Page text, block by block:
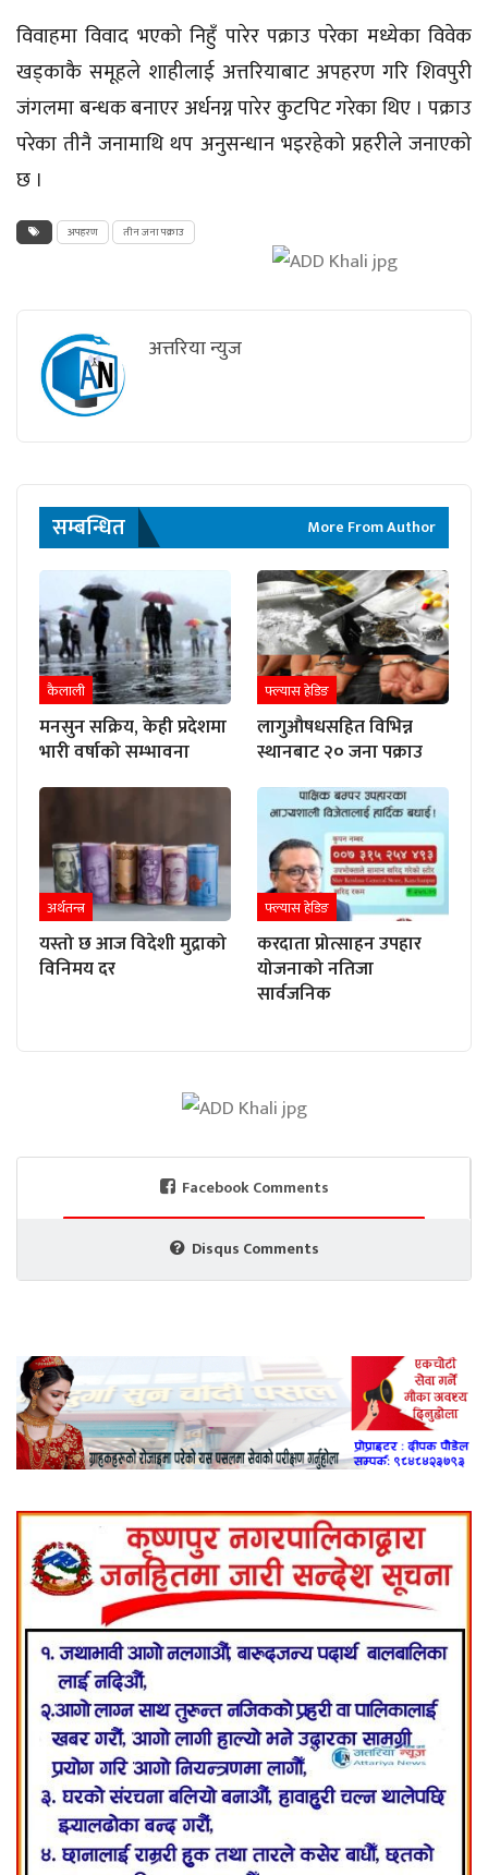
विवाहमा विवाद भएको निहुँ पारेर पक्राउ परेका मध्येका विवेक
खड्काकै समूहले शाहीलाई अत्तरियाबाट अपहरण गरि शिवपुरी
जंगलमाबन्धक बनाएर अर्धनग्न पारेर कुटपिट गरेका थिए । पक्राउ
परेका तीनै जनामाथि थप अनुसन्धान भइरहेको प्रहरीले जनाएको
छ ।
अपहरण तीन जना पक्राउ
अत्तरिया न्युज
सम्बन्धित More From Author
कैलाली
मनसुन सक्रिय, केही प्रदेशमा
भारी वर्षाको सम्भावना
फ्ल्यास हेडिङ
लागुऔषधसहित विभिन्न
स्थानबाट २० जना पक्राउ
अर्थतन्त्र
यस्तो छ आज विदेशी मुद्राको
विनिमय दर
फ्ल्यास हेडिङ
करदाता प्रोत्साहन उपहार
योजनाको नतिजा
सार्वजनिक
Facebook Comments
Disqus Comments